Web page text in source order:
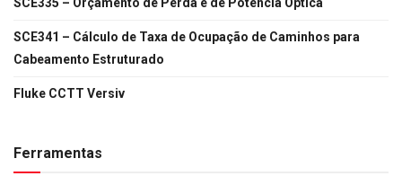
SCE341 – Cálculo de Taxa de Ocupação de Caminhos para
Cabeamento Estruturado
Fluke CCTT Versiv
Ferramentas